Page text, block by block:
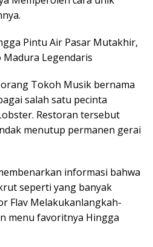
Pintu Air Pasar Mutakhir,
Legendaris
Tokoh Musik bernama
salah satu pecinta
Restoran tersebut
menutup permanen gerai
informasi bahwa
seperti yang banyak
Flav Melakukanlangkah-
menu favoritnya Hingga